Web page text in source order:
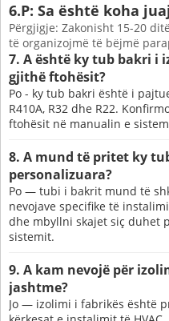
6.P: Sa është koha
Përgjigje: Zakonisht 15-20
të organizojmë të bëjmë
7. A është ky tub bakri i
gjithë ftohësit?
Po - ky tub bakri është i
R410A, R32 dhe R22.
ftohësit në manualin e
8. A mund të pritet ky
personalizuara?
Po — tubi i bakrit mund të
nevojave specifike të
dhe mbyllni skajet siç duhet
sistemit.
9. A kam nevojë për
jashtme?
Jo — izolimi i fabrikës është